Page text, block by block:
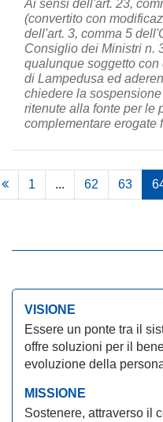
Ai sensi dell'art. 23,
(convertito con
dell'art. 3, comma 5
Consiglio dei Ministri n.
qualunque soggetto
di Lampedusa ed
chiedere la
ritenute alla fonte per le
complementare erogate
1 ... 62 63
VISIONE
Essere un ponte tra il
offre soluzioni per il
evoluzione della
MISSIONE
Sostenere, attraverso il